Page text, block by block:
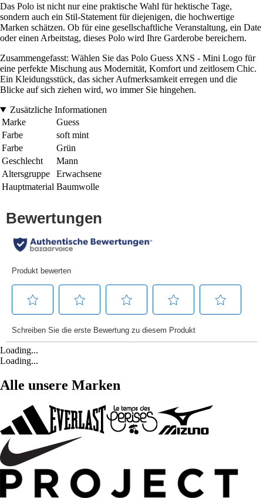
Das Polo ist nicht nur eine praktische Wahl für hektische Tage,
sondern auch ein Stil-Statement für diejenigen, die hochwertige
Marken schätzen. Ob für eine gesellschaftliche Veranstaltung, ein Date
oder einen Arbeitstag, dieses Polo wird Ihre Garderobe bereichern.
Zusammengefasst: Wählen Sie das Polo Guess XNS - Mini Logo für
eine perfekte Mischung aus Modernität, Komfort und zeitlosem Chic.
Ein Kleidungsstück, das sicher Aufmerksamkeit erregen und die
Blicke auf sich ziehen wird, wo immer Sie hingehen.
Zusätzliche Informationen
Marke
Guess
Farbe
soft mint
Farbe
Grün
Geschlecht
Mann
Altersgruppe
Erwachsene
Hauptmaterial Baumwolle
Loading...
Loading...
Alle unsere Marken